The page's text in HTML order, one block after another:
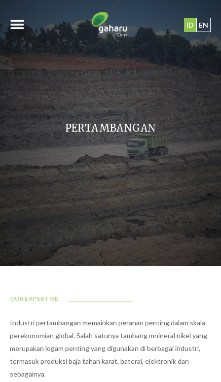
ID EN
PERTAMBANGAN
OUR EXPERTISE
Industri pertambangan memainkan peranan penting dalam skala
perekonomian global. Salah satunya tambang mnineral nikel yang
merupakan logam penting yang digunakan di berbagai industri,
termasuk produksi baja tahan karat, baterai, elektronik dan
sebagainya.